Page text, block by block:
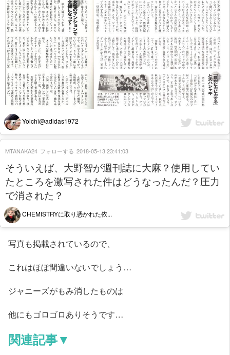
Yoichi@adidas1972
そういえば、大野智が週刊誌に大麻？使用してい
たところを激写された件はどうなったんだ？圧力
で消された？
CHEMISTRYに取り憑かれた依...
MTANAKA24 フォローする 2018-05-13 23:41:03
写真も掲載されているので、
これはほぼ間違いないでしょう…
ジャニーズがもみ消したものは
他にもゴロゴロありそうです…
関連記事▼